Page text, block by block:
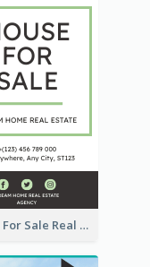
House For Sale Real Estate Agent Wide Skyscraper Banner